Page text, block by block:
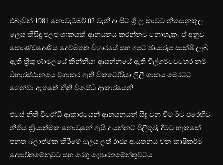
එබැවින් 1981 නොවැම්බර් 02 වැනි දා සිට ශ්‍රී ලංකාවට නීත්‍යානුකූල
ලෙස කිසිඳු ජලජ ශාකයක් ආනයනය කරන්නට නොහැක​. ඒ අනුව
කොණ්ඩදෙණිය දේවමිත්ත විහාරයේ සහ අපට ඡායාරූප සාක්ෂි ලැබී
ඇති ත්‍රිකුණාමලයේ කින්නියා ආසන්නයේ ඇති විල්ගම්වෙහෙර නම්
විහාරස්ථානයේ වගාකර ඇති වික්ටෝරියා ලිලී ශාකය මෙරටට
ගෙන්වා ඇත්තේ නීති විරෝධී ආකාරයෙනි.
එසේ නීති විරෝධී ආකාරයෙන් ආනයනයන් සිදු වන විට ඊට එරෙහිව
නීතිය ක්‍රියාත්මක නොවුනේ ඇයි ද යන්නට පිලිතුරු දීමට හැක්කේ
පනත බලාත්මක කිරීමේ බලය ලත් රාජ්‍ය ආයතනය වන කෘෂිකර්ම
දෙපාර්තමේනුවට සහ රේගු දෙපාර්තමේන්තුවටය​.